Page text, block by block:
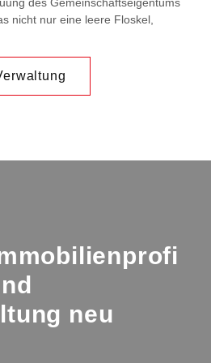
nicht nur eine leere Floskel,
neu